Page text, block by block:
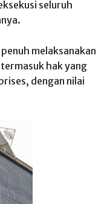
seluruh
melaksanakan
hak yang
dengan nilai